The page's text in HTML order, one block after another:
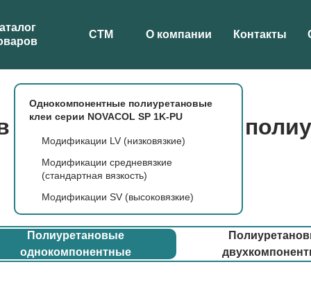
СТМ О компании Контакты
Однокомпонентные полиуретановые
клеи серии NOVACOL SP 1K-PU
Модификации LV (низковязкие)
Модификации средневязкие
(стандартная вязкость)
Модификации SV (высоковязкие)
и рефрижераторов:
Полиуретановые
однокомпонентные